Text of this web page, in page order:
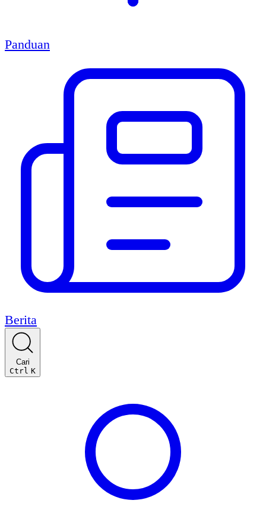
Panduan
Berita
Cari
Ctrl K